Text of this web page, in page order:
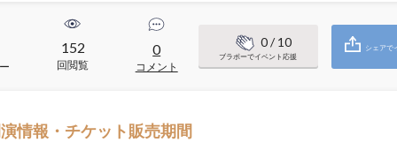
152
回閲覧
0
コメント
0/ 10
ブラボーでイベント応援
シェアで
情報・チケット販売期間